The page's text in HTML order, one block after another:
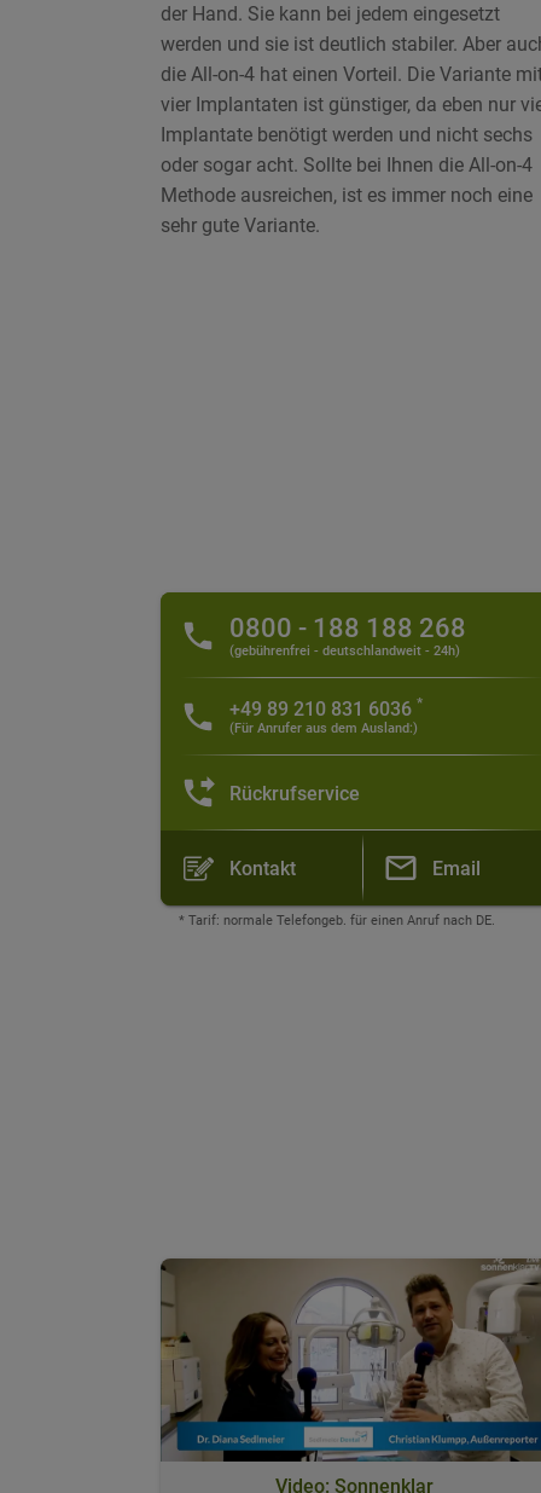
der Hand. Sie kann bei jedem eingesetzt
werden und sie ist deutlich stabiler. Aber
die All-on-4 hat einen Vorteil. Die Variante
vier Implantaten ist günstiger, da eben nur
Implantate benötigt werden und nicht sechs
oder sogar acht. Sollte bei Ihnen die All-on-4
Methode ausreichen, ist es immer noch eine
sehr gute Variante.
0800 - 188 188 268
(gebührenfrei - deutschlandweit - 24h)
+49 89 210 831 6036 *
(Für Anrufer aus dem Ausland:)
Rückrufservice
Kontakt Email
* Tarif: normale Telefongeb. für einen Anruf nach DE.
Video: Sonnenklar